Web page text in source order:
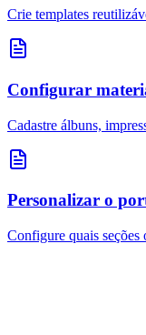
Crie templates
Configurar
Cadastre álbuns,
Personalizar o
Configure quais